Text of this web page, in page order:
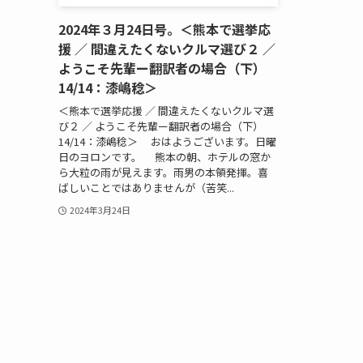
2024年３月24日号。＜熊本で選挙応
援 ／ 間違えたくないクルマ選び２ ／
ようこそ先輩ー翻訳者の場合（下）
14/14：漆嶋稔＞
＜熊本で選挙応援 ／ 間違えたくないクルマ選
び２ ／ ようこそ先輩ー翻訳者の場合（下）
14/14：漆嶋稔＞ おはようございます。日曜
日のヨロンです。 熊本の朝、ホテルの窓か
ら大粒の雨が見えます。雨男の本領発揮。喜
ばしいことではありませんが（苦笑...
2024年3月24日